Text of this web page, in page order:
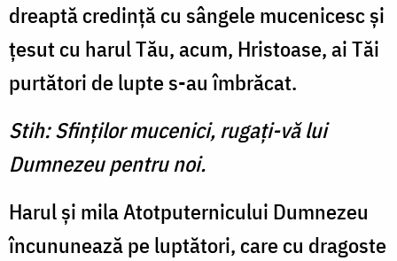
dreaptă credinţă cu sângele mucenicesc şi
ţesut cu harul Tău, acum, Hristoase, ai Tăi
purtători de lupte s-au îmbrăcat.
Stih: Sfinţilor mucenici, rugaţi-vă lui
Dumnezeu pentru noi.
Harul şi mila Atotputernicului Dumnezeu
încununează pe luptători, care cu dragoste